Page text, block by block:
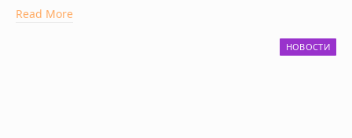
Read More
НОВОСТИ